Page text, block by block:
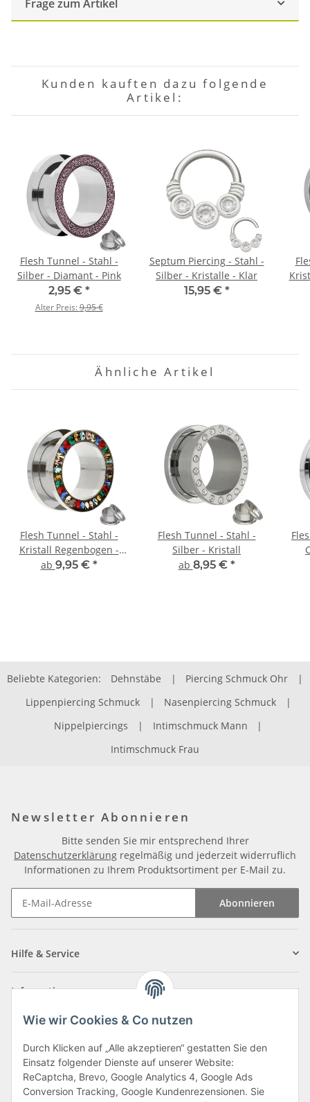
Wie wir Cookies & Co nutzen
Durch Klicken auf „Alle akzeptieren“ gestatten Sie den
Einsatz folgender Dienste auf unserer Website:
ReCaptcha, Brevo, Google Analytics 4, Google Ads
Conversion Tracking, Google Kundenrezensionen. Sie
Frage zum Artikel
Kunden kauften dazu folgende
Artikel:
Flesh Tunnel - Stahl -
Silber - Diamant - Pink
2,95 € *
Alter Preis:9,95 €
Septum Piercing - Stahl -
Silber - Kristalle - Klar
15,95 € *
Ähnliche Artikel
Flesh Tunnel - Stahl -
Kristall Regenbogen -
Schutz
ab 9,95 € *
Flesh Tunnel - Stahl -
Silber - Kristall
ab 8,95 € *
Beliebte Kategorien: Dehnstäbe | Piercing Schmuck Ohr
|
Lippenpiercing Schmuck
| Nasenpiercing Schmuck
|
Nippelpiercings
| Intimschmuck Mann
|
Intimschmuck Frau
Newsletter Abonnieren
Bitte senden Sie mir entsprechend Ihrer
Datenschutzerklärung regelmäßig und jederzeit widerruflich
Informationen zu Ihrem Produktsortiment per E-Mail zu.
Abonnieren
Hilfe & Service
Informationen
Zahlungsarten